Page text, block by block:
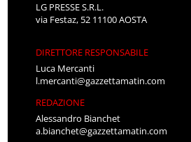
LG PRESSE S.R.L.
via Festaz, 52 11100 AOSTA
DIRETTORE RESPONSABILE
Luca Mercanti
l.mercanti@gazzettamatin.com
REDAZIONE
Alessandro Bianchet
a.bianchet@gazzettamatin.com